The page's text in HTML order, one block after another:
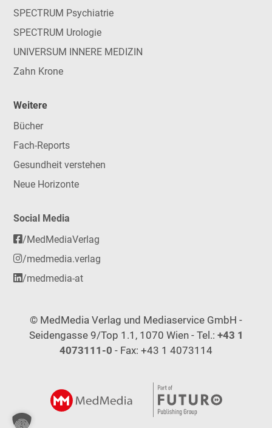
SPECTRUM Psychiatrie
SPECTRUM Urologie
UNIVERSUM INNERE MEDIZIN
Zahn Krone
Weitere
Bücher
Fach-Reports
Gesundheit verstehen
Neue Horizonte
Social Media
/MedMediaVerlag
/medmedia.verlag
/medmedia-at
© MedMedia Verlag und Mediaservice GmbH -
Seidengasse 9/Top 1.1, 1070 Wien - Tel.: +43 1
4073111-0 - Fax: +43 1 4073114